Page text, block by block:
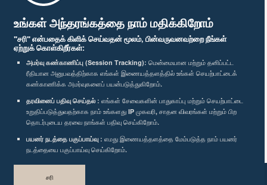
உங்கள் அந்தரங்கத்தை நாம் மதிக்கிறோம்
"சரி" என்பதைக் கிளிக் செய்வதன் மூலம், பின்வருவனவற்றை நீங்கள்
ஏற்றுக் கொள்கிறீர்கள்:
அமர்வு கண்காணிப்பு (Session Tracking): மென்மையான மற்றும் தனிப்பட்ட
ரீதியான அனுபவத்திற்காக எங்கள் இணையத்தளத்தில் உங்கள் செயற்பாட்டைக்
கண்காணிக்க அமர்வுகளைப் பயன்படுத்துகிறோம்.
தரவினைப் பதிவு செய்தல் : எங்கள் சேவைகளின் பாதுகாப்பு மற்றும் செயற்பாட்டை
உறுதிப்படுத்துவதற்காக நாம் உங்களது IP முகவரி, சாதன விவரங்கள் மற்றும் பிற
தொடர்புடைய தரவை நாங்கள் பதிவு செய்கிறோம்.
பயனர் நடத்தை பகுப்பாய்வு : எமது இணையத்தளத்தை மேம்படுத்த நாம் பயனர்
நடத்தையை பகுப்பாய்வு செய்கிறோம்.
சரி
பாராளுமன்ற கையடக்க செயலி
எம்மை பின்தொடர்க :
விருதுகள்
தனியுரிமைக் கொள்கை